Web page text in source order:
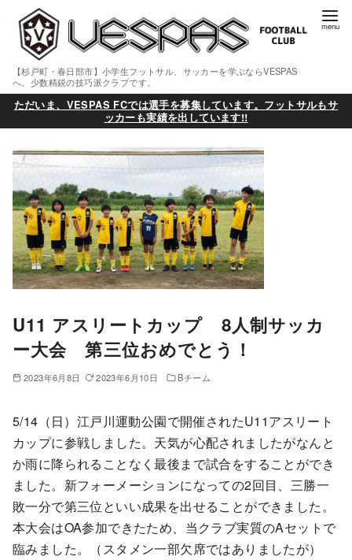
【杉戸町・春日部市】小学生フットサル、サッカーを学ぶならVESPAS
へ。少数精鋭の技巧派クラブです。
ただいま、VESPAS FCでは選手を募集しています。フットサルもサ
ッカーも実績を出しています!!
U11 アスリートカップ 8人制サッカ
ー大会 第三位おめでとう！
2023年6月8日 2023年6月10日 Bチーム
5/14（日）江戸川運動公園で開催されたU11アスリート
カップに参戦しました。天気が心配されましたがなんと
か雨に降られることなく最後まで試合をすることができ
ました。新フォーメーションになっての2回目、三勝一
敗一分で第三位といい成果を出せることができました。
本大会はOA参加できたため、当クラブ実質のAセットで
臨みました。（スタメン一部欠席ではありましたが）